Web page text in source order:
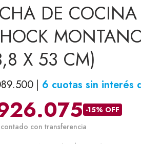
Side by side
Con freezer superior
Con freezer inferior
Panelables
Cavas y Frigobares
PEQUEÑOS
Cafeteras
Exprimidores y licuadoras
DE
X 53 CM)
6 cuotas sin interés
-15% OFF
con transferencia